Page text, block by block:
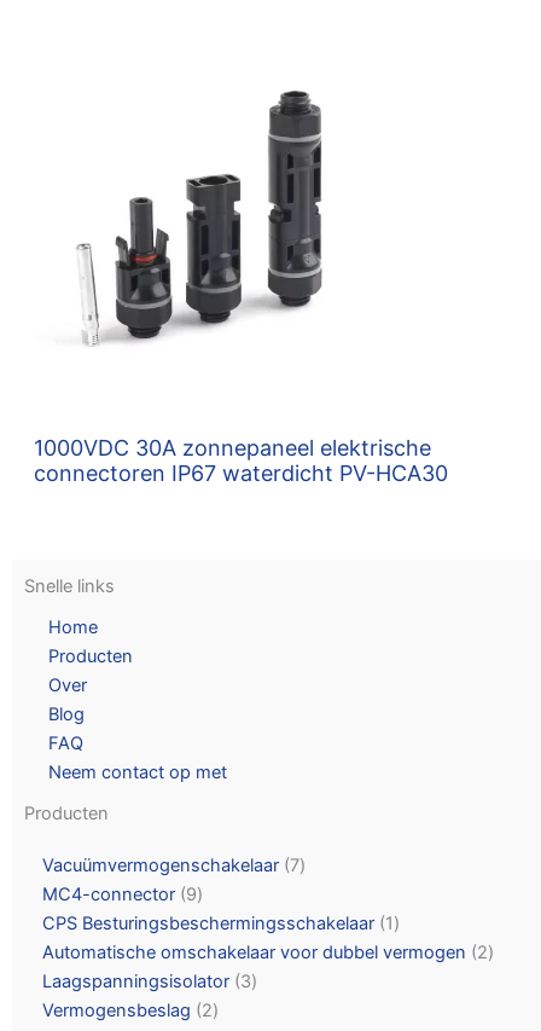
1000VDC 30A zonnepaneel elektrische
connectoren IP67 waterdicht PV-HCA30
Snelle links
Home
Producten
Over
Blog
FAQ
Neem contact op met
Producten
Vacuümvermogenschakelaar 7
MC4-connector 9
CPS Besturingsbeschermingsschakelaar 1
Automatische omschakelaar voor dubbel vermogen
2
Laagspanningsisolator 3
Vermogensbeslag
2